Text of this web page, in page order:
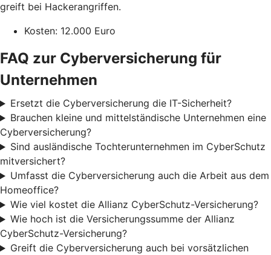
greift bei Hackerangriffen.
Kosten: 12.000 Euro
FAQ zur Cyberversicherung für
Unternehmen
Ersetzt die Cyberversicherung die IT-Sicherheit?
Brauchen kleine und mittelständische Unternehmen eine
Cyberversicherung?
Sind ausländische Tochterunternehmen im CyberSchutz
mitversichert?
Umfasst die Cyberversicherung auch die Arbeit aus dem
Homeoffice?
Wie viel kostet die Allianz CyberSchutz-Versicherung?
Wie hoch ist die Versicherungssumme der Allianz
CyberSchutz-Versicherung?
Greift die Cyberversicherung auch bei vorsätzlichen